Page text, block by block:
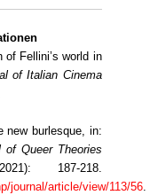
of Fellini’s world in
of Italian Cinema
new burlesque, in:
of Queer Theories
187-218.
journal/article/view/113/56.